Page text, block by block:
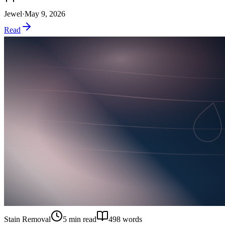
Jewel·May 9, 2026
Read
Stain Removal 5 min read 498 words